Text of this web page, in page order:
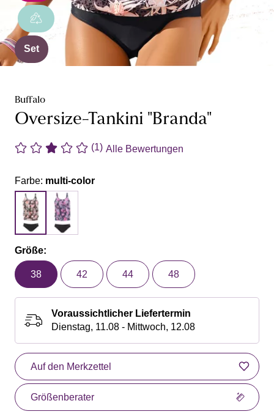
Set
Buffalo
Oversize-Tankini "Branda"
(1) Alle Bewertungen
Farbe: multi-color
Größe:
38 42 44 48
Voraussichtlicher Liefertermin
Dienstag, 11.08 - Mittwoch, 12.08
Auf den Merkzettel
Größenberater